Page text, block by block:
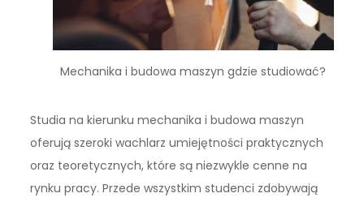
Mechanika i budowa maszyn gdzie studiować?
Studia na kierunku mechanika i budowa maszyn
oferują szeroki wachlarz umiejętności praktycznych
oraz teoretycznych, które są niezwykle cenne na
rynku pracy. Przede wszystkim studenci zdobywają